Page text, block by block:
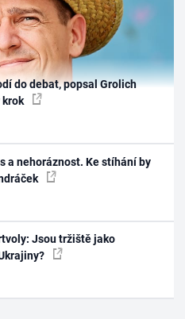
do debat, popsal Grolich
krok
a nehoráznost. Ke stíhání by
Jsou tržiště jako